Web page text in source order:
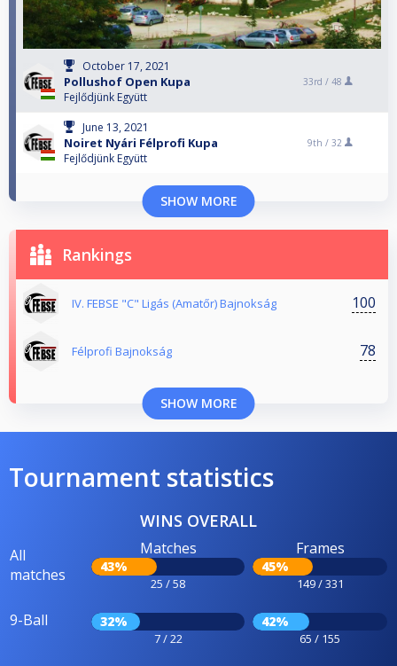
October 17, 2021
Pollushof Open Kupa
Fejlődjünk Együtt
33rd / 48
June 13, 2021
Noiret Nyári Félprofi Kupa
Fejlődjünk Együtt
9th / 32
SHOW MORE
Rankings
IV. FEBSE "C" Ligás (Amatőr) Bajnokság 100
Félprofi Bajnokság 78
SHOW MORE
Tournament statistics
WINS OVERALL
All
matches
Matches
43%
25 / 58
Frames
45%
149 / 331
9-Ball 32%
7 / 22
42%
65 / 155